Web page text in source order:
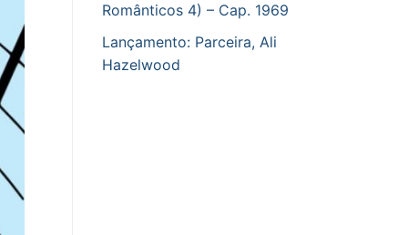
Românticos 4) – Cap. 1969
Lançamento: Parceira, Ali
Hazelwood